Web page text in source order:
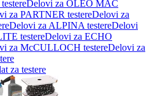
Delovi za OLEO MAC
za PARTNER testereDelovi za
Delovi za ALPINA testereDelovi
testereDelovi za ECHO
za McCULLOCH testereDelovi za
za testere